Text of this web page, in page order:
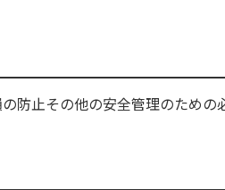
防止その他の安全管理のための